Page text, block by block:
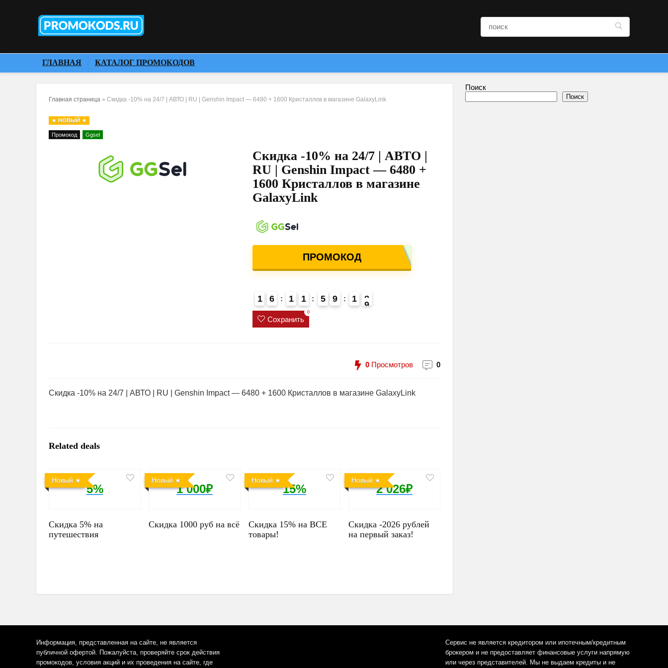
ГЛАВНАЯ КАТАЛОГ ПРОМОКОДОВ
Главная страница » Скидка -10% на 24/7 | АВТО | RU | Genshin Impact — 6480 + 1600 Кристаллов в магазине GalaxyLink
НОВЫЙ
Промокод Ggsel
Скидка -10% на 24/7 | АВТО |
RU | Genshin Impact — 6480 +
1600 Кристаллов в магазине
GalaxyLink
ПРОМОКОД
1
4
6 1 1 5 9 1 8
Сохранить
0
0 Просмотров 0
Скидка -10% на 24/7 | АВТО | RU | Genshin Impact — 6480 + 1600 Кристаллов в магазине GalaxyLink
Related deals
Новый
5%
Скидка 5% на
путешествия
Новый
1 000₽
Скидка 1000 руб на всё
Новый
15%
Скидка 15% на ВСЕ
товары!
Новый
2 026₽
Скидка -2026 рублей
на первый заказ!
Поиск
Поиск
Информация, представленная на сайте, не является
публичной офертой. Пожалуйста, проверяйте срок действия
промокодов, условия акций и их проведения на сайте, где
Сервис не является кредитором или ипотечным/кредитным
брокером и не предоставляет финансовые услуги напрямую
или через представителей. Мы не выдаем кредиты и не